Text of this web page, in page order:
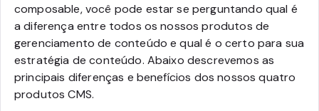
composable, você pode estar se perguntando qual é
a diferença entre todos os nossos produtos de
gerenciamento de conteúdo e qual é o certo para sua
estratégia de conteúdo. Abaixo descrevemos as
principais diferenças e benefícios dos nossos quatro
produtos CMS.